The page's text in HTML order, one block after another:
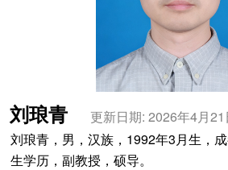
刘琅青
更新日期: 2026年4月21
刘琅青，男，汉族，1992年3月生，
生学历，副教授，硕导。